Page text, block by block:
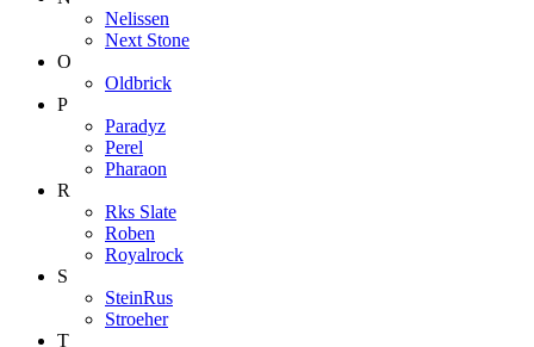
Nelissen
Next Stone
O
Oldbrick
P
Paradyz
Perel
Pharaon
R
Rks Slate
Roben
Royalrock
S
SteinRus
Stroeher
T